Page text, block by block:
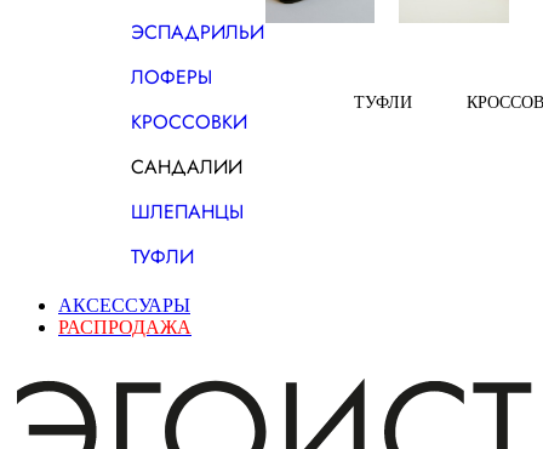
ЭСПАДРИЛЬИ
ЛОФЕРЫ
КРОССОВКИ
САНДАЛИИ
ШЛЕПАНЦЫ
ТУФЛИ
ТУФЛИ
АКСЕССУАРЫ
РАСПРОДАЖА